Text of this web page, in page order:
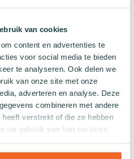
van cookies
content en advertenties te
voor social media te bieden
te analyseren. Ook delen we
van onze site met onze
adverteren en analyse. Deze
combineren met andere
verstrekt of die ze hebben
uw gebruik van hun services.